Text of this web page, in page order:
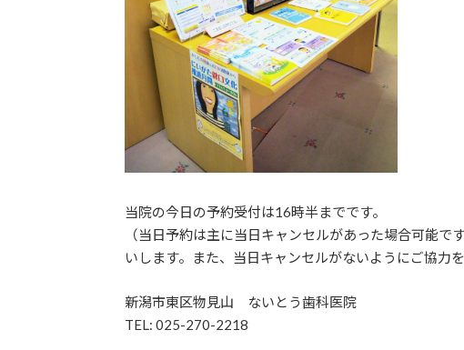
当院の今日の予約受付は16時半までです。
（当日予約は主に当日キャンセルがあった場合可能
いします。また、当日キャンセルがないようにご協力
新潟市東区物見山 ないとう歯科医院
TEL: 025-270-2218